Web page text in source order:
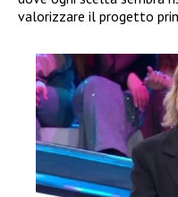
valorizzare il progetto